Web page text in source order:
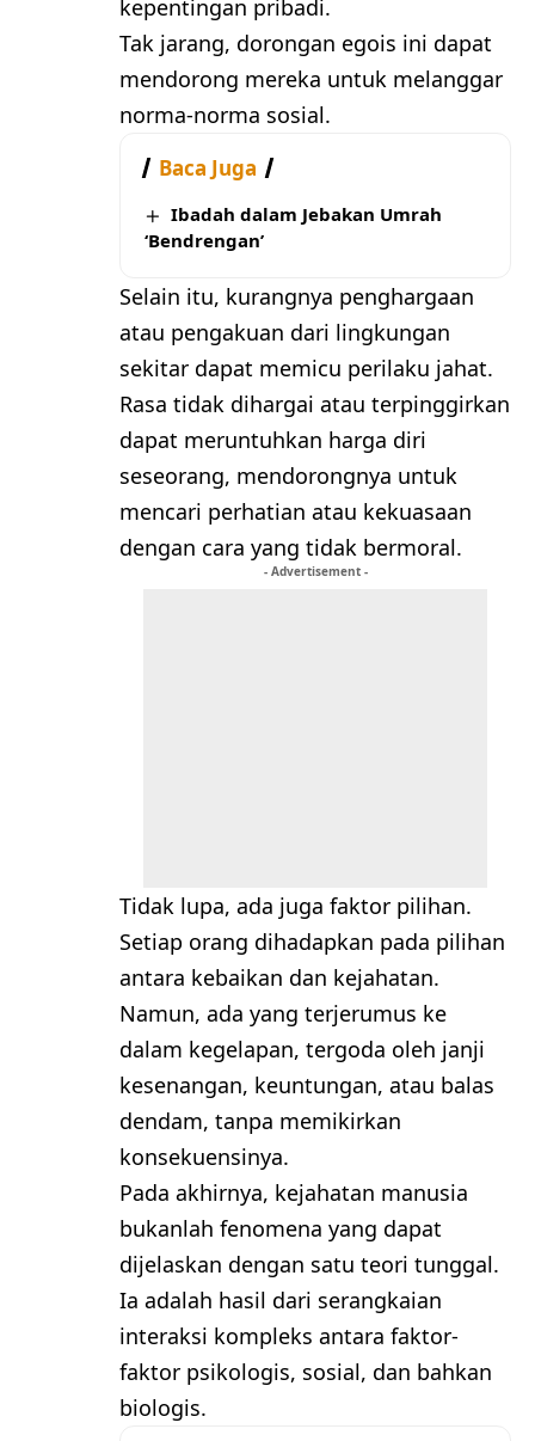
kepentingan pribadi.
Tak jarang, dorongan egois ini dapat
mendorong mereka untuk melanggar
norma-norma sosial.
Baca Juga
Ibadah dalam Jebakan Umrah
‘Bendrengan’
Selain itu, kurangnya penghargaan
atau pengakuan dari lingkungan
sekitar dapat memicu perilaku jahat.
Rasa tidak dihargai atau terpinggirkan
dapat meruntuhkan harga diri
seseorang, mendorongnya untuk
mencari perhatian atau kekuasaan
dengan cara yang tidak bermoral.
- Advertisement -
Tidak lupa, ada juga faktor pilihan.
Setiap orang dihadapkan pada pilihan
antara kebaikan dan kejahatan.
Namun, ada yang terjerumus ke
dalam kegelapan, tergoda oleh janji
kesenangan, keuntungan, atau balas
dendam, tanpa memikirkan
konsekuensinya.
Pada akhirnya, kejahatan manusia
bukanlah fenomena yang dapat
dijelaskan dengan satu teori tunggal.
Ia adalah hasil dari serangkaian
interaksi kompleks antara faktor-
faktor psikologis, sosial, dan bahkan
biologis.